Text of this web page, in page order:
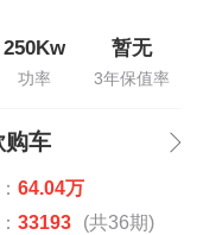
250Kw
功率
暂无
3年保值率
购车
64.04万
33193 (共36期)